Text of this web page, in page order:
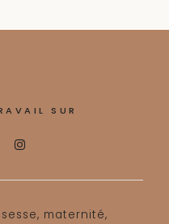
SUR
maternité,